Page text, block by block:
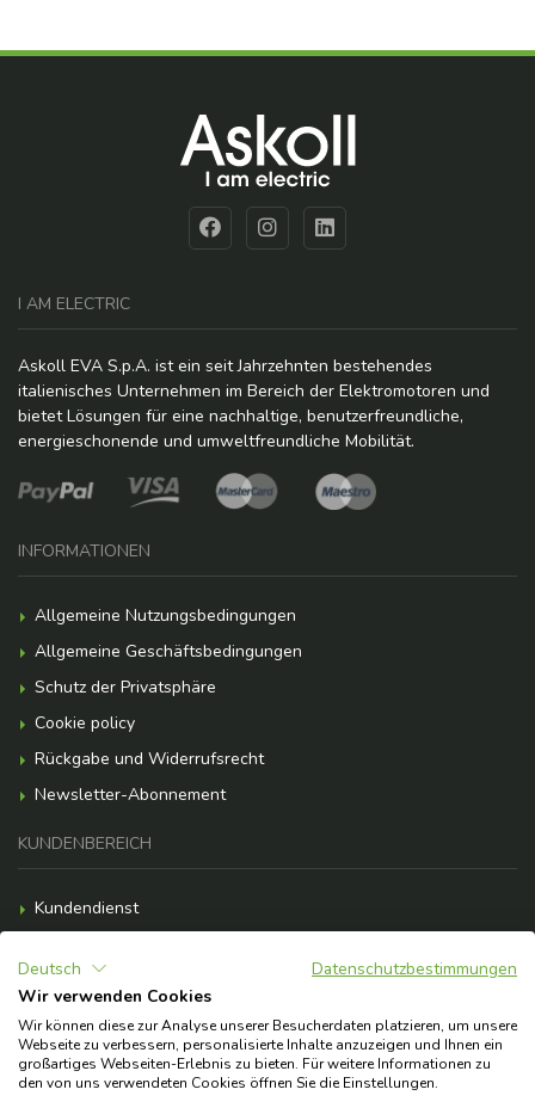
I AM ELECTRIC
Askoll EVA S.p.A. ist ein seit Jahrzehnten bestehendes
italienisches Unternehmen im Bereich der Elektromotoren und
bietet Lösungen für eine nachhaltige, benutzerfreundliche,
energieschonende und umweltfreundliche Mobilität.
INFORMATIONEN
Allgemeine Nutzungsbedingungen
Allgemeine Geschäftsbedingungen
Schutz der Privatsphäre
Cookie policy
Rückgabe und Widerrufsrecht
Newsletter-Abonnement
KUNDENBEREICH
Kundendienst
Versandkosten
F.A.Q.
Brauchst du Hilfe?
Deutsch
Datenschutzbestimmungen
Wir verwenden Cookies
Wir können diese zur Analyse unserer Besucherdaten platzieren, um unsere
Webseite zu verbessern, personalisierte Inhalte anzuzeigen und Ihnen ein
großartiges Webseiten-Erlebnis zu bieten. Für weitere Informationen zu
den von uns verwendeten Cookies öffnen Sie die Einstellungen.